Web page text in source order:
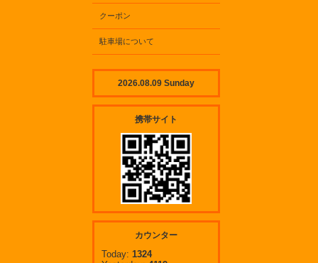
クーポン
駐車場について
2026.08.09 Sunday
携帯サイト
カウンター
Today: 1324